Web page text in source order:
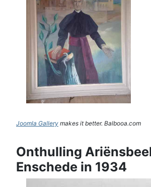
Joomla Gallery makes it better. Balbooa.com
Onthulling
Enschede in 1934